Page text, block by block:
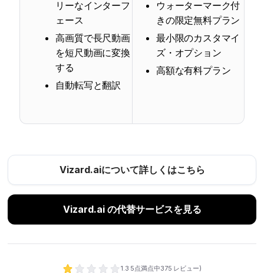
リーなインターフ
ェース
高画質で長尺動画
を短尺動画に変換
する
自動転写と翻訳
ウォーターマーク付
きの限定無料プラン
最小限のカスタマイ
ズ・オプション
高額な有料プラン
Vizard.aiについて詳しくはこちら
Vizard.ai の代替サービスを見る
1.3 5点満点中375 レビュー)